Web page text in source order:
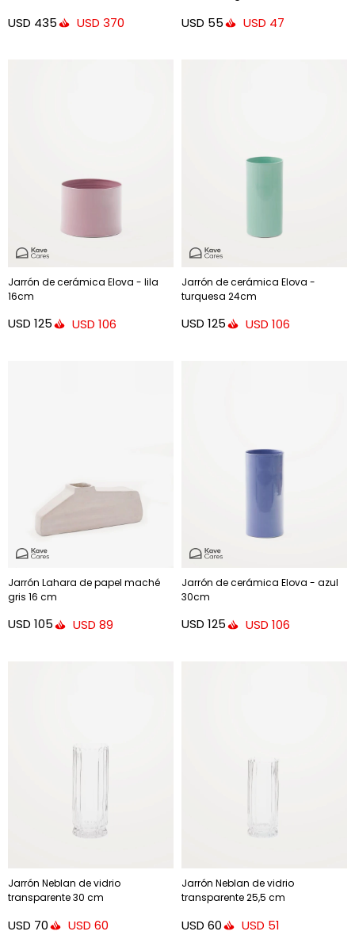
USD 435 USD 370 USD 55 USD 47
Jarrón de cerámica Elova - lila
16cm
USD 125 USD 106
Jarrón de cerámica Elova -
turquesa 24cm
USD 125 USD 106
Jarrón Lahara de papel maché
gris 16 cm
USD 105 USD 89
Jarrón de cerámica Elova - azul
30cm
USD 125 USD 106
Jarrón Neblan de vidrio
transparente 30 cm
USD 70 USD 60
Jarrón Neblan de vidrio
transparente 25,5 cm
USD 60 USD 51